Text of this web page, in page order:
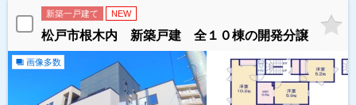
新築一戸建て NEW
松戸市根木内 新築戸建 全１０棟の開発分譲
画像多数